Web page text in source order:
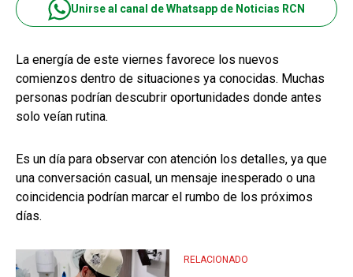
Unirse al canal de Whatsapp de Noticias RCN
La energía de este viernes favorece los nuevos
comienzos dentro de situaciones ya conocidas. Muchas
personas podrían descubrir oportunidades donde antes
solo veían rutina.
Es un día para observar con atención los detalles, ya que
una conversación casual, un mensaje inesperado o una
coincidencia podrían marcar el rumbo de los próximos
días.
RELACIONADO